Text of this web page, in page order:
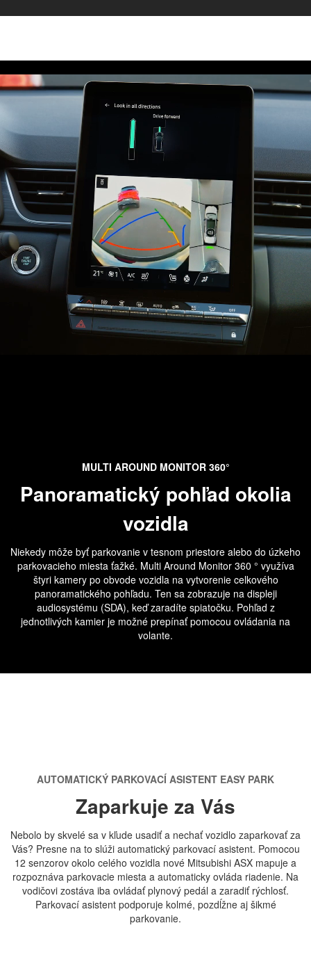
MULTI AROUND MONITOR 360°
Panoramatický pohľad okolia
vozidla
Niekedy môže byť parkovanie v tesnom priestore alebo do úzkeho
parkovacieho miesta ťažké. Multi Around Monitor 360 ° využíva
štyri kamery po obvode vozidla na vytvorenie celkového
panoramatického pohľadu. Ten sa zobrazuje na displeji
audiosystému (SDA), keď zaradíte spiatočku. Pohľad z
jednotlivých kamier je možné prepínať pomocou ovládania na
volante.
AUTOMATICKÝ PARKOVACÍ ASISTENT EASY PARK
Zaparkuje za Vás
Nebolo by skvelé sa v kľude usadiť a nechať vozidlo zaparkovať za
Vás? Presne na to slúži automatický parkovací asistent. Pomocou
12 senzorov okolo celého vozidla nové Mitsubishi ASX mapuje a
rozpoznáva parkovacie miesta a automaticky ovláda riadenie. Na
vodičovi zostáva iba ovládať plynový pedál a zaradiť rýchlosť.
Parkovací asistent podporuje kolmé, pozdĺžne aj šikmé
parkovanie.